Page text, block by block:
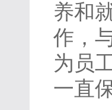
养和
作，
为员
一直